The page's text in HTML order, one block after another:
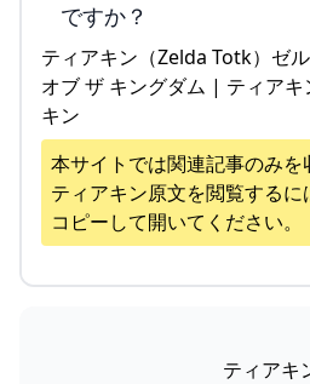
ですか？
ティアキン（Zelda Totk）ゼ
オブ ザ キングダム | ティア
キン
本サイトでは関連記事のみを
ティアキン原文を閲覧する
コピーして開いてください。
ティアキ